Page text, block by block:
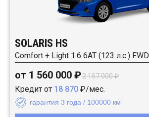
SOLARIS HS
Comfort + Light 1.6 6AT (123 л.с.) FWD
от 1 560 000 ₽2 157 000 ₽
Кредит от 18 870 ₽/мес.
гарантия 3 года / 100000 км